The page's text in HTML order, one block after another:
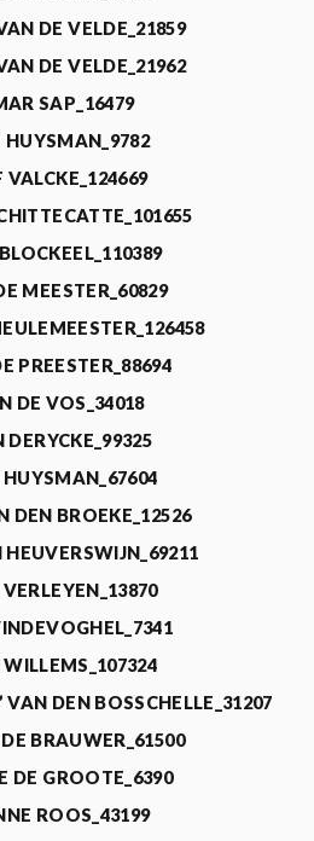
DE VELDE_21859
DE VELDE_21962
SAP_16479
HUYSMAN_9782
VALCKE_124669
MEESTER_60829
PREESTER_88694
DE VOS_34018
DERYCKE_99325
DEN BROEKE_12526
DEN BOSSCHELLE_31207
BRAUWER_61500
DE GROOTE_6390
ROOS_43199